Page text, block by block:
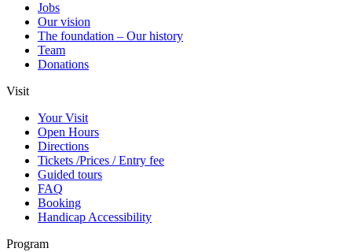
Jobs
Our vision
The foundation – Our history
Team
Donations
Visit
Your Visit
Open Hours
Directions
Tickets /Prices / Entry fee
Guided tours
FAQ
Booking
Handicap Accessibility
Program